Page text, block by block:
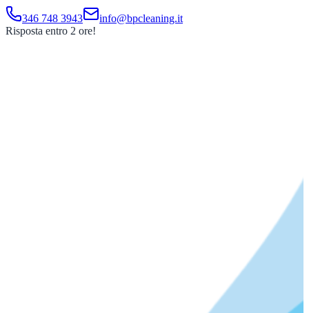
346 748 3943
info@bpcleaning.it
Risposta entro 2 ore!